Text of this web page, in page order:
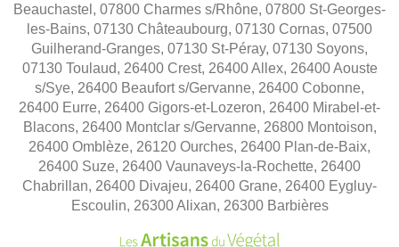
Beauchastel, 07800 Charmes s/Rhône, 07800 St-Georges-
les-Bains, 07130 Châteaubourg, 07130 Cornas, 07500
Guilherand-Granges, 07130 St-Péray, 07130 Soyons,
07130 Toulaud, 26400 Crest, 26400 Allex, 26400 Aouste
s/Sye, 26400 Beaufort s/Gervanne, 26400 Cobonne,
26400 Eurre, 26400 Gigors-et-Lozeron, 26400 Mirabel-et-
Blacons, 26400 Montclar s/Gervanne, 26800 Montoison,
26400 Omblèze, 26120 Ourches, 26400 Plan-de-Baix,
26400 Suze, 26400 Vaunaveys-la-Rochette, 26400
Chabrillan, 26400 Divajeu, 26400 Grane, 26400 Eygluy-
Escoulin, 26300 Alixan, 26300 Barbières